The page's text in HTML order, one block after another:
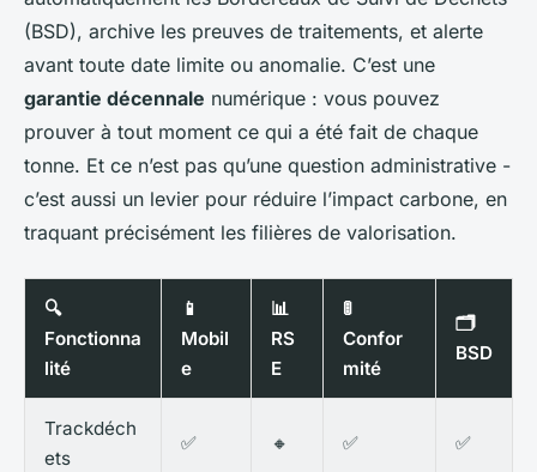
(BSD), archive les preuves de traitements, et alerte
avant toute date limite ou anomalie. C’est une
garantie décennale numérique : vous pouvez
prouver à tout moment ce qui a été fait de chaque
tonne. Et ce n’est pas qu’une question administrative -
c’est aussi un levier pour réduire l’impact carbone, en
traquant précisément les filières de valorisation.
🔍
Fonctionna
lité
📱
Mobil
e
📊
RS
E
🚦
Confor
mité
🗂️
BSD
Trackdéch
ets
✅ 🔸 ✅ ✅